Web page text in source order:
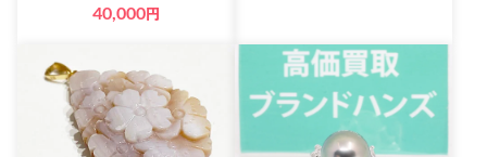
40,000円